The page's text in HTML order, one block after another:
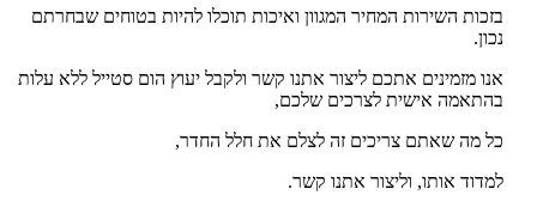
בזכות השירות המחיר המגוון ואיכות תוכלו להיות בטוחים שבחרתם
נכון.
אנו מזמינים אתכם ליצור אתנו קשר ולקבל יעוץ הום סטייל ללא עלות
בהתאמה אישית לצרכים שלכם,
כל מה שאתם צריכים זה לצלם את חלל החדר,
למדוד אותו, וליצור אתנו קשר.